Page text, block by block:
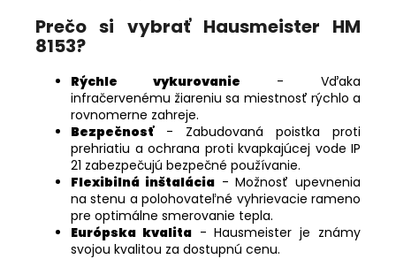
Prečo si vybrať Hausmeister HM
8153?
Rýchle vykurovanie - Vďaka
infračervenému žiareniu sa miestnosť rýchlo a
rovnomerne zahreje.
Bezpečnosť- Zabudovaná poistka proti
prehriatiu a ochrana proti kvapkajúcej vode IP
21 zabezpečujú bezpečné používanie.
Flexibilná inštalácia- Možnosť upevnenia
na stenu a polohovateľné vyhrievacie rameno
pre optimálne smerovanie tepla.
Európska kvalita- Hausmeister je známy
svojou kvalitou za dostupnú cenu.